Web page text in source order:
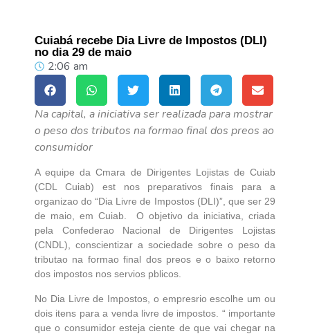
Cuiabá recebe Dia Livre de Impostos (DLI)
no dia 29 de maio
2:06 am
Na capital, a iniciativa ser realizada para mostrar
o peso dos tributos na formao final dos preos ao
consumidor
A equipe da Cmara de Dirigentes Lojistas de Cuiab
(CDL Cuiab) est nos preparativos finais para a
organizao do “Dia Livre de Impostos (DLI)”, que ser 29
de maio, em Cuiab. O objetivo da iniciativa, criada
pela Confederao Nacional de Dirigentes Lojistas
(CNDL), conscientizar a sociedade sobre o peso da
tributao na formao final dos preos e o baixo retorno
dos impostos nos servios pblicos.
No Dia Livre de Impostos, o empresrio escolhe um ou
dois itens para a venda livre de impostos. “ importante
que o consumidor esteja ciente de que vai chegar na